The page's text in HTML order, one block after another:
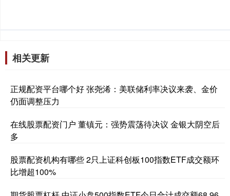
相关更新
正规配资平台哪个好 张尧浠：美联储利率决议来袭、金价
仍面调整压力
在线股票配资门户 董镇元：强势震荡待决议 金银大阴空后
多
股票配资机构有哪些 2只上证科创板100指数ETF成交额环
比增超100%